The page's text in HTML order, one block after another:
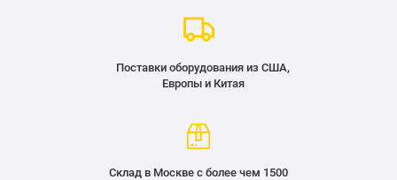
Поставки оборудования из США,
Европы и Китая
Склад в Москве с более чем 1500